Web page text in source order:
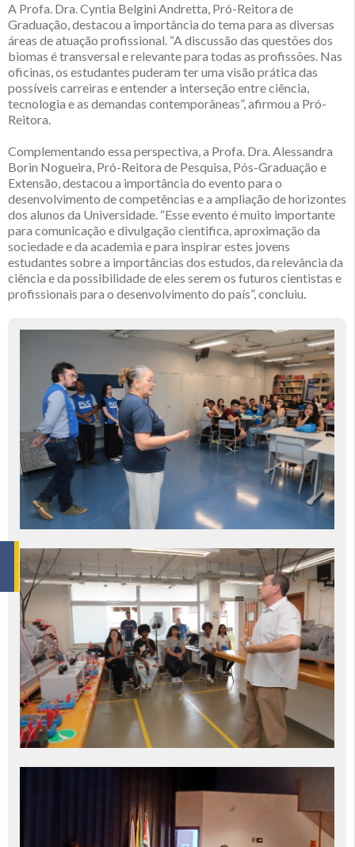
A Profa. Dra. Cyntia Belgini Andretta, Pró-Reitora de
Graduação, destacou a importância do tema para as diversas
áreas de atuação profissional. “A discussão das questões dos
biomas é transversal e relevante para todas as profissões. Nas
oficinas, os estudantes puderam ter uma visão prática das
possíveis carreiras e entender a interseção entre ciência,
tecnologia e as demandas contemporâneas”, afirmou a Pró-
Reitora.
Complementando essa perspectiva, a Profa. Dra. Alessandra
Borin Nogueira, Pró-Reitora de Pesquisa, Pós-Graduação e
Extensão, destacou a importância do evento para o
desenvolvimento de competências e a ampliação de horizontes
dos alunos da Universidade. “Esse evento é muito importante
para comunicação e divulgação cientifica, aproximação da
sociedade e da academia e para inspirar estes jovens
estudantes sobre a importâncias dos estudos, da relevância da
ciência e da possibilidade de eles serem os futuros cientistas e
profissionais para o desenvolvimento do país”, concluiu.